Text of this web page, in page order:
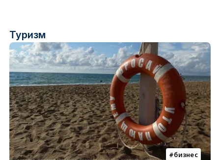
Туризм
бизнес